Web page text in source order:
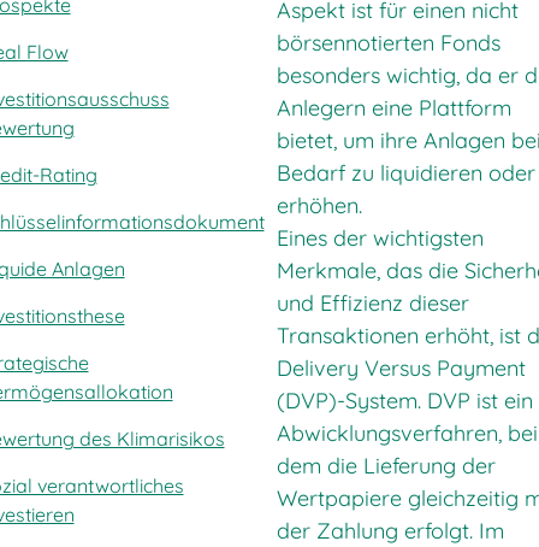
Flow
Rating
Anlagen
des Klimarisikos
verantwortliches
Aspekt ist für einen nicht
börsennotierten Fonds
besonders wichtig, da er
Anlegern eine Plattform
bietet, um ihre Anlagen
Bedarf zu liquidieren
erhöhen.
Eines der wichtigsten
Merkmale, das die
und Effizienz dieser
Transaktionen erhöht, ist
Delivery Versus Payment
(DVP)-System. DVP ist ein
Abwicklungsverfahren, bei
dem die Lieferung der
Wertpapiere gleichzeitig
der Zahlung erfolgt. Im